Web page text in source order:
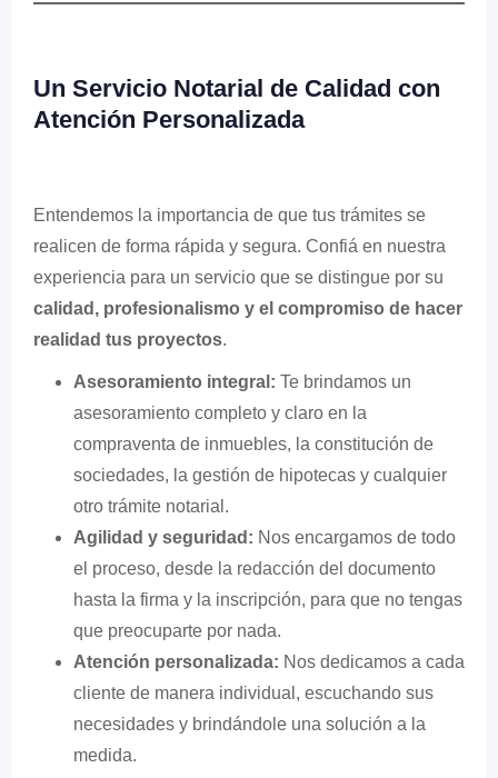
Un Servicio Notarial de Calidad con
Atención Personalizada
Entendemos la importancia de que tus trámites se
realicen de forma rápida y segura. Confiá en nuestra
experiencia para un servicio que se distingue por su
calidad, profesionalismo y el compromiso de hacer
realidad tus proyectos.
Asesoramiento integral: Te brindamos un
asesoramiento completo y claro en la
compraventa de inmuebles, la constitución de
sociedades, la gestión de hipotecas y cualquier
otro trámite notarial.
Agilidad y seguridad: Nos encargamos de todo
el proceso, desde la redacción del documento
hasta la firma y la inscripción, para que no tengas
que preocuparte por nada.
Atención personalizada: Nos dedicamos a cada
cliente de manera individual, escuchando sus
necesidades y brindándole una solución a la
medida.